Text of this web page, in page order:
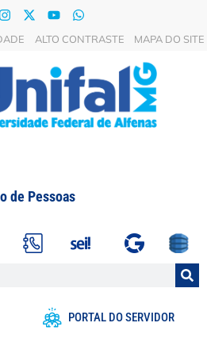
ALTO CONTRASTE MAPA DO SITE
de Pessoas
PORTAL DO SERVIDOR